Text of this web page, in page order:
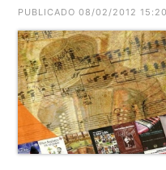
PUBLICADO 08/02/2012